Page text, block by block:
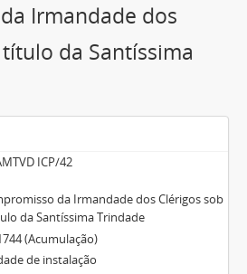
Irmandade dos
da Santíssima
ICP/42
da Irmandade dos Clérigos sob
da Santíssima Trindade
(Acumulação)
de instalação